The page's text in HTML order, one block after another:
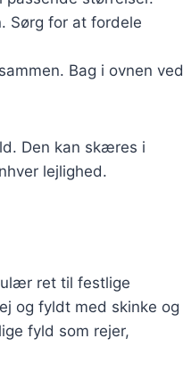
Sørg for at fordele
Bag i ovnen ved
Den kan skæres i
lejlighed.
ret til festlige
og fyldt med skinke og
fyld som rejer,